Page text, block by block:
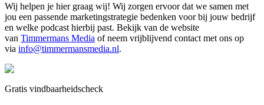
Wij helpen je hier graag wij! Wij zorgen ervoor dat we samen met
jou een passende marketingstrategie bedenken voor bij jouw bedrijf
en welke podcast hierbij past. Bekijk van de website
van Timmermans Media of neem vrijblijvend contact met ons op
via info@timmermansmedia.nl.
Gratis vindbaarheidscheck